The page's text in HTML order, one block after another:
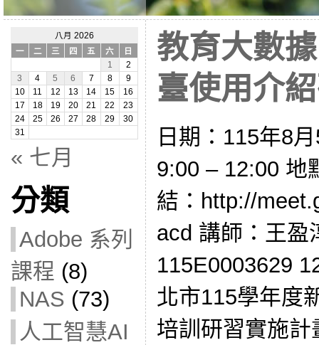
八月 2026
一
二 三 四 五 六
日
1
2
3
4 5 6 7 8
9
10
11 12 13 14 15
16
17
18 19 20 21 22
23
24
25 26 27 28 29
30
31
« 七月
分類
Adobe 系列
課程 (8)
NAS (73)
人工智慧AI
教育大數
臺使用介
日期：115年8
9:00 – 12:00 地
結：http://
acd 講師：王盈
115E0003629
北市115學年度
培訓研習實施